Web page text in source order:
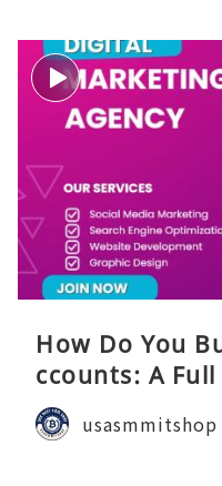
How Do You
ccounts: A Full
usasmmitshop